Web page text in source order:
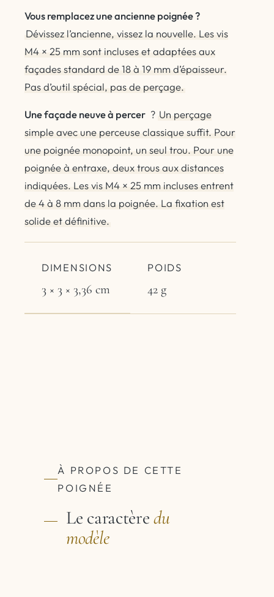
Vous remplacez une ancienne poignée ?
Dévissez l’ancienne, vissez la nouvelle. Les vis
M4 × 25 mm sont incluses et adaptées aux
façades standard de 18 à 19 mm d’épaisseur.
Pas d’outil spécial, pas de perçage.
Une façade neuve à percer ? Un perçage
simple avec une perceuse classique suffit. Pour
une poignée monopoint, un seul trou. Pour une
poignée à entraxe, deux trous aux distances
indiquées. Les vis M4 × 25 mm incluses entrent
de 4 à 8 mm dans la poignée. La fixation est
solide et définitive.
DIMENSIONS
3 × 3 × 3,36 cm
POIDS
42 g
À PROPOS DE CETTE
POIGNÉE
Le caractèredu
modèle